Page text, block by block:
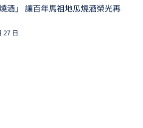
燒酒」 讓百年馬祖地瓜燒酒榮光再
27 日